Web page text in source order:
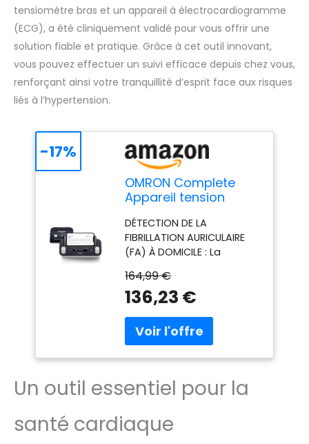
tensiomètre bras et un appareil à électrocardiogramme
(ECG), a été cliniquement validé pour vous offrir une
solution fiable et pratique. Grâce à cet outil innovant,
vous pouvez effectuer un suivi efficace depuis chez vous,
renforçant ainsi votre tranquillité d’esprit face aux risques
liés à l’hypertension.
OMRON Complete
Appareil tension
Électrocardiogramme
DÉTECTION DE LA
FIBRILLATION AURICULAIRE
(FA) À DOMICILE : La
un trouble du rythme
cardiaque caractérisé par
irréguliers. La FA est
associée à un risque
TENSIOMÈTRE ET
ÉLECTROCARDIOGRAMME
ECG et une vérification
164,99 €
136,23 €
-17%
Un outil essentiel pour la
santé cardiaque